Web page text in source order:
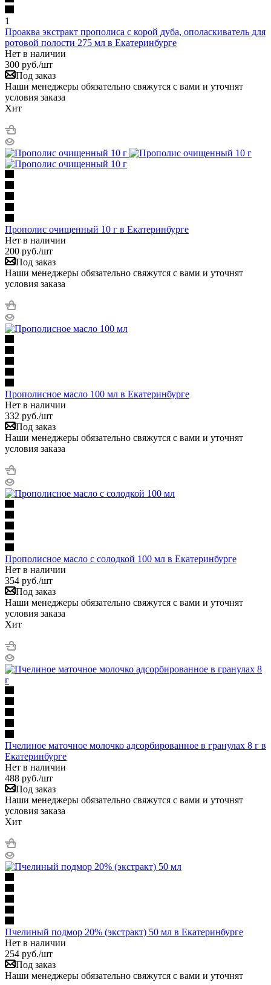
1
Проаква экстракт прополиса с корой дуба, ополаскиватель для
ротовой полости 275 мл в Екатеринбурге
Нет в наличии
300 руб./шт
Под заказ
Наши менеджеры обязательно свяжутся с вами и уточнят
условия заказа
Хит
Прополис очищенный 10 г в Екатеринбурге
Нет в наличии
200 руб./шт
Под заказ
Наши менеджеры обязательно свяжутся с вами и уточнят
условия заказа
Прополисное масло 100 мл в Екатеринбурге
Нет в наличии
332 руб./шт
Под заказ
Наши менеджеры обязательно свяжутся с вами и уточнят
условия заказа
Прополисное масло с солодкой 100 мл в Екатеринбурге
Нет в наличии
354 руб./шт
Под заказ
Наши менеджеры обязательно свяжутся с вами и уточнят
условия заказа
Хит
Пчелиное маточное молочко адсорбированное в гранулах 8 г в
Екатеринбурге
Нет в наличии
488 руб./шт
Под заказ
Наши менеджеры обязательно свяжутся с вами и уточнят
условия заказа
Хит
Пчелиный подмор 20% (экстракт) 50 мл в Екатеринбурге
Нет в наличии
254 руб./шт
Под заказ
Наши менеджеры обязательно свяжутся с вами и уточнят